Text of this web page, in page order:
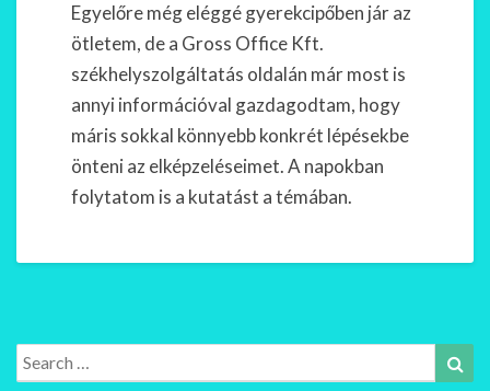
Egyelőre még eléggé gyerekcipőben jár az
ötletem, de a Gross Office Kft.
székhelyszolgáltatás oldalán már most is
annyi információval gazdagodtam, hogy
máris sokkal könnyebb konkrét lépésekbe
önteni az elképzeléseimet. A napokban
folytatom is a kutatást a témában.
Search
for: